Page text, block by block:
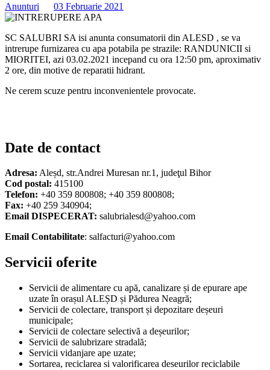
Anunturi 03 Februarie 2021
SC SALUBRI SA isi anunta consumatorii din ALESD , se va
intrerupe furnizarea cu apa potabila pe strazile: RANDUNICII si
MIORITEI, azi 03.02.2021 incepand cu ora 12:50 pm, aproximativ
2 ore, din motive de reparatii hidrant.
Ne cerem scuze pentru inconvenientele provocate.
Date de contact
Adresa: Aleșd, str.Andrei Muresan nr.1, judeţul Bihor
Cod postal: 415100
Telefon: +40 359 800808; +40 359 800808;
Fax: +40 259 340904;
Email DISPECERAT: salubrialesd@yahoo.com
Email Contabilitate: salfacturi@yahoo.com
Servicii oferite
Servicii de alimentare cu apă, canalizare și de epurare ape
uzate în orașul ALEȘD și Pădurea Neagră;
Servicii de colectare, transport și depozitare deșeuri
municipale;
Servicii de colectare selectivă a deșeurilor;
Servicii de salubrizare stradală;
Servicii vidanjare ape uzate;
Sortarea, reciclarea si valorificarea deseurilor reciclabile